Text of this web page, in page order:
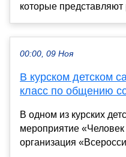
которые представляют
00:00, 09 Ноя
В курском детском
класс по общению
В одном из курских
мероприятие «Человек
организация